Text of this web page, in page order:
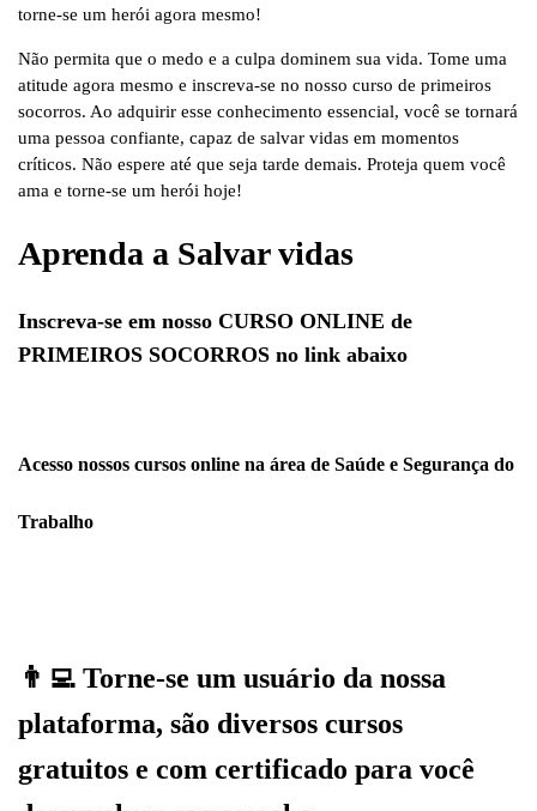
torne-se um herói agora mesmo!
Não permita que o medo e a culpa dominem sua vida. Tome uma
atitude agora mesmo e inscreva-se no nosso curso de primeiros
socorros. Ao adquirir esse conhecimento essencial, você se tornará
uma pessoa confiante, capaz de salvar vidas em momentos
críticos. Não espere até que seja tarde demais. Proteja quem você
ama e torne-se um herói hoje!
Aprenda a Salvar vidas
Inscreva-se em nosso CURSO ONLINE de
PRIMEIROS SOCORROS no link abaixo
Acesso nossos cursos online na área de Saúde e Segurança do
Trabalho
👨‍💻 Torne-se um usuário da nossa
plataforma, são diversos cursos
gratuitos e com certificado para você